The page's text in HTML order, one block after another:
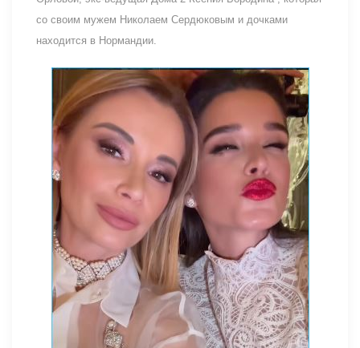
со своим мужем Николаем Сердюковым и дочками
находится в Нормандии.